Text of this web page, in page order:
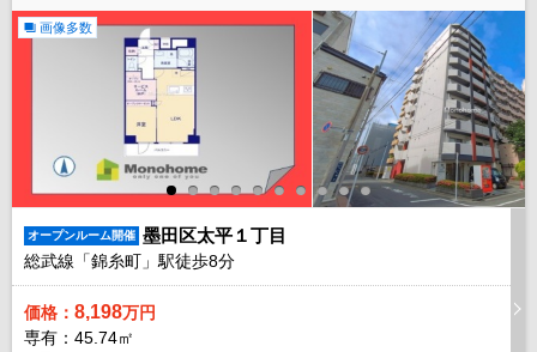
画像多数
オープンルーム開催 墨田区太平１丁目
総武線「錦糸町」駅徒歩8分
価格： 8,198万円
専有：45.74㎡